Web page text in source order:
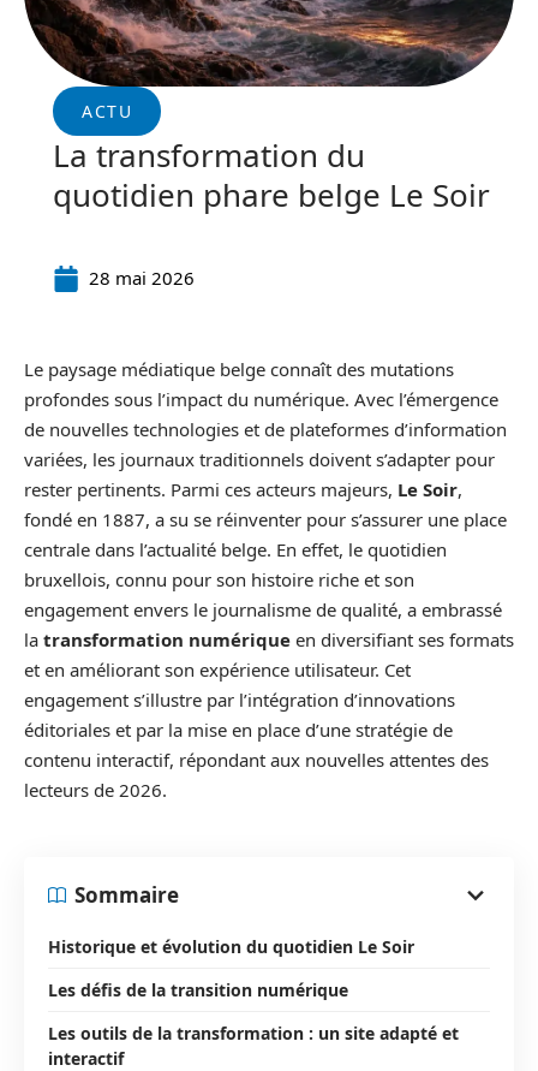
ACTU
La transformation du
quotidien phare belge Le Soir
28 mai 2026
Le paysage médiatique belge connaît des mutations
profondes sous l’impact du numérique. Avec l’émergence
de nouvelles technologies et de plateformes d’information
variées, les journaux traditionnels doivent s’adapter pour
rester pertinents. Parmi ces acteurs majeurs, Le Soir,
fondé en 1887, a su se réinventer pour s’assurer une place
centrale dans l’actualité belge. En effet, le quotidien
bruxellois, connu pour son histoire riche et son
engagement envers le journalisme de qualité, a embrassé
la transformation numérique en diversifiant ses formats
et en améliorant son expérience utilisateur. Cet
engagement s’illustre par l’intégration d’innovations
éditoriales et par la mise en place d’une stratégie de
contenu interactif, répondant aux nouvelles attentes des
lecteurs de 2026.
Sommaire
Historique et évolution du quotidien Le Soir
Les défis de la transition numérique
Les outils de la transformation : un site adapté et
interactif